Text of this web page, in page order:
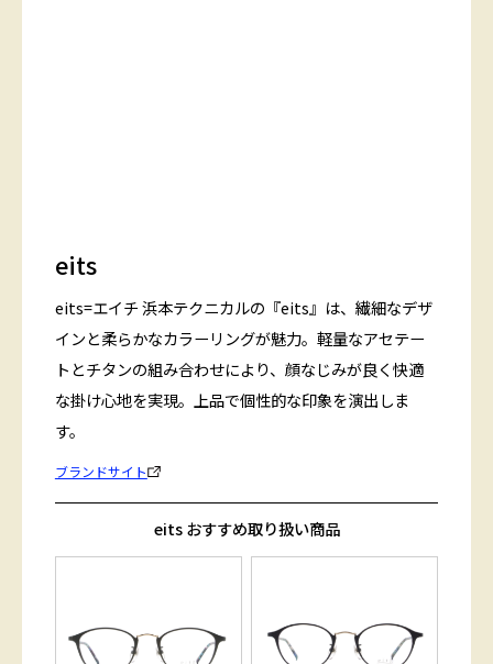
eits
eits=エイチ 浜本テクニカルの『eits』は、繊細なデザ
インと柔らかなカラーリングが魅力。軽量なアセテー
トとチタンの組み合わせにより、顔なじみが良く快適
な掛け心地を実現。上品で個性的な印象を演出しま
す。
ブランドサイト
eits おすすめ取り扱い商品